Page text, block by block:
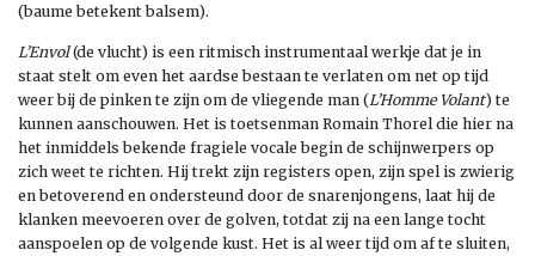
(baume betekent balsem).
L’Envol(de vlucht) is een ritmisch instrumentaal werkje dat je in
staat stelt om even het aardse bestaan te verlaten om net op tijd
weer bij de pinken te zijn om de vliegende man (L’Homme Volant) te
kunnen aanschouwen. Het is toetsenman Romain Thorel die hier na
het inmiddels bekende fragiele vocale begin de schijnwerpers op
zich weet te richten. Hij trekt zijn registers open, zijn spel is zwierig
en betoverend en ondersteund door de snarenjongens, laat hij de
klanken meevoeren over de golven, totdat zij na een lange tocht
aanspoelen op de volgende kust. Het is al weer tijd om af te sluiten,